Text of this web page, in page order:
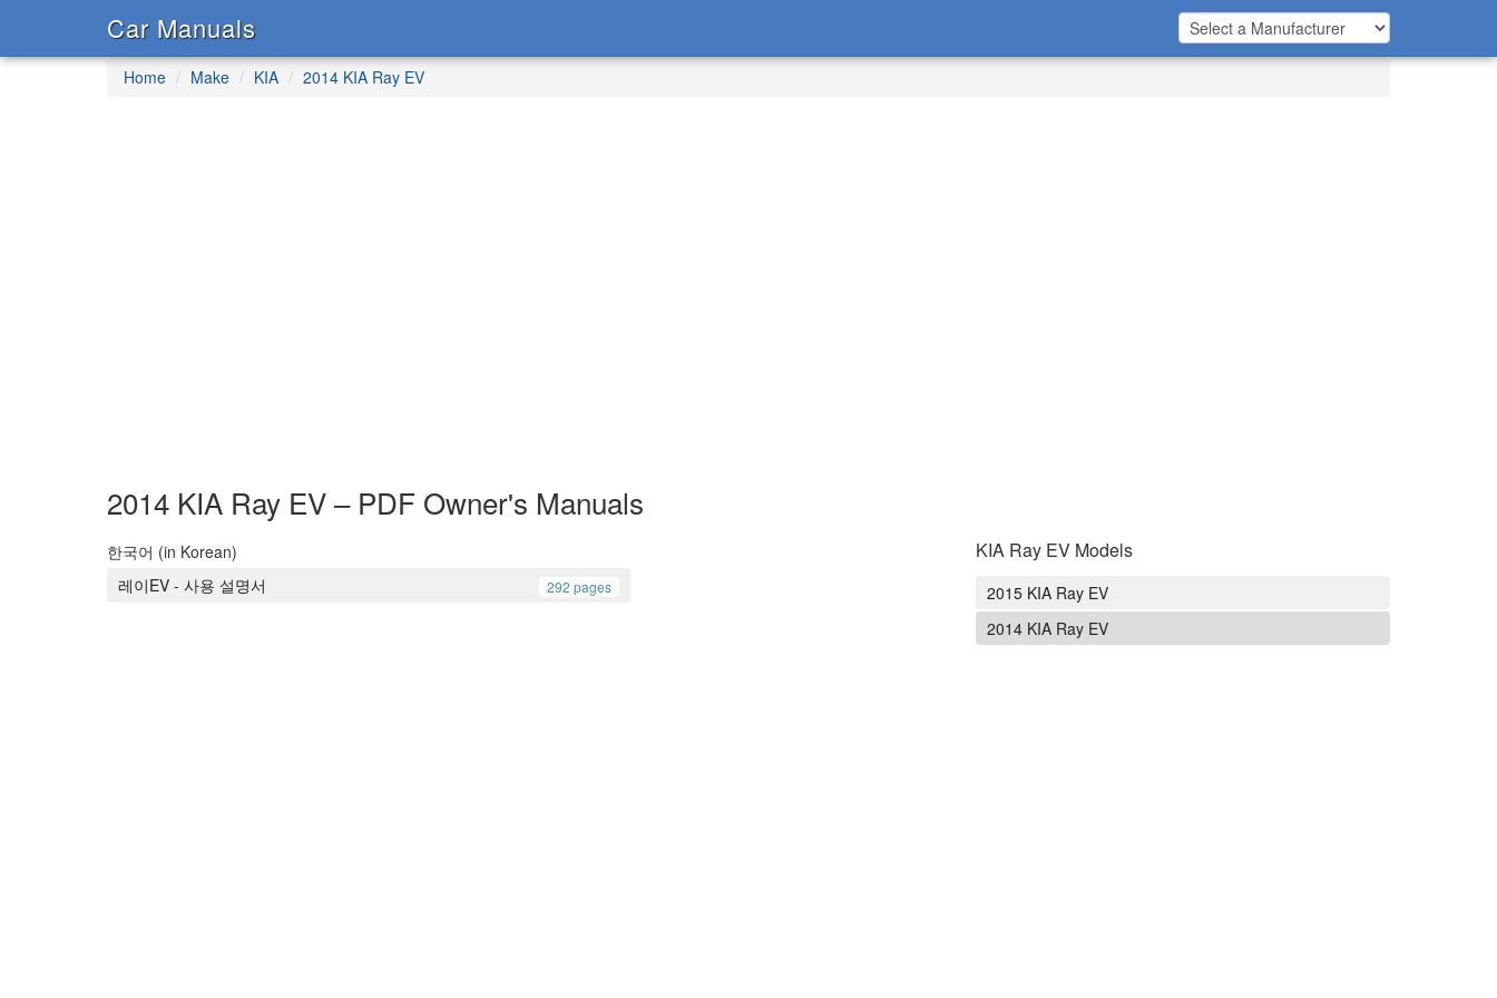
Car Manuals
Home Make KIA 2014 KIA Ray EV
2014 KIA Ray EV – PDF Owner's Manuals
한국어 (in Korean)
레이EV - 사용 설명서
292 pages
KIA Ray EV Models
2015 KIA Ray EV
2014 KIA Ray EV